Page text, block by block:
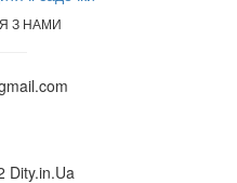
З НАМИ
Dity.in.Ua